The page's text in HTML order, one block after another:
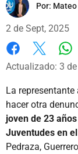
Por:
2 de Sept, 2025
Facebook
X
Actualizado: 3
La
hacer otra
joven de 23
Juventudes en
Pedraza,